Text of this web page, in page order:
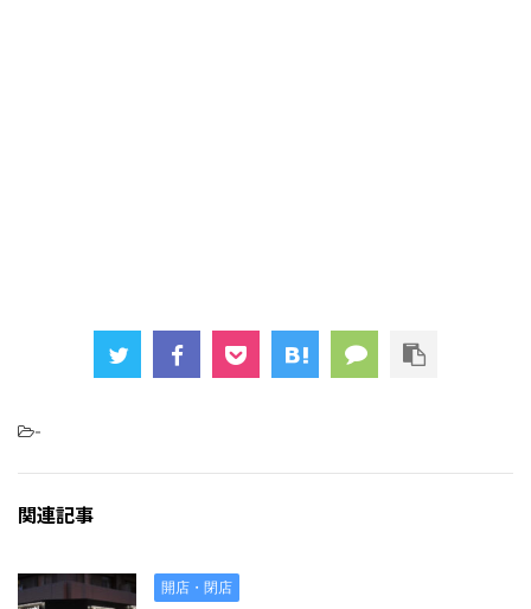
-
関連記事
開店・閉店